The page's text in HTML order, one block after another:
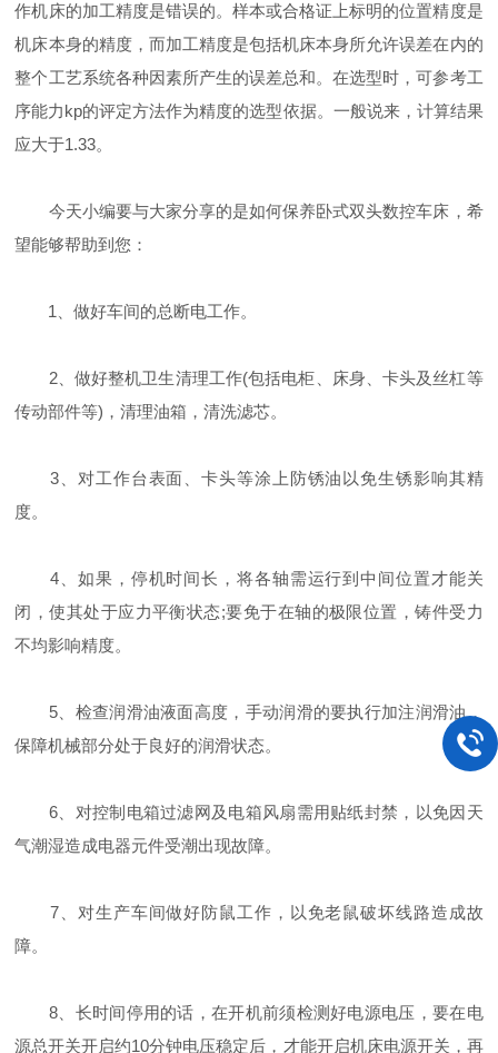
作机床的加工精度是错误的。样本或合格证上标明的位置精度是
机床本身的精度，而加工精度是包括机床本身所允许误差在内的
整个工艺系统各种因素所产生的误差总和。在选型时，可参考工
序能力kp的评定方法作为精度的选型依据。一般说来，计算结果
应大于1.33。
今天小编要与大家分享的是如何保养卧式双头数控车床，希
望能够帮助到您：
1、做好车间的总断电工作。
2、做好整机卫生清理工作(包括电柜、床身、卡头及丝杠等
传动部件等)，清理油箱，清洗滤芯。
3、对工作台表面、卡头等涂上防锈油以免生锈影响其精
度。
4、如果，停机时间长，将各轴需运行到中间位置才能关
闭，使其处于应力平衡状态;要免于在轴的极限位置，铸件受力
不均影响精度。
5、检查润滑油液面高度，手动润滑的要执行加注润滑油，
保障机械部分处于良好的润滑状态。
6、对控制电箱过滤网及电箱风扇需用贴纸封禁，以免因天
气潮湿造成电器元件受潮出现故障。
7、对生产车间做好防鼠工作，以免老鼠破坏线路造成故
障。
8、长时间停用的话，在开机前须检测好电源电压，要在电
源总开关开启约10分钟电压稳定后，才能开启机床电源开关，再